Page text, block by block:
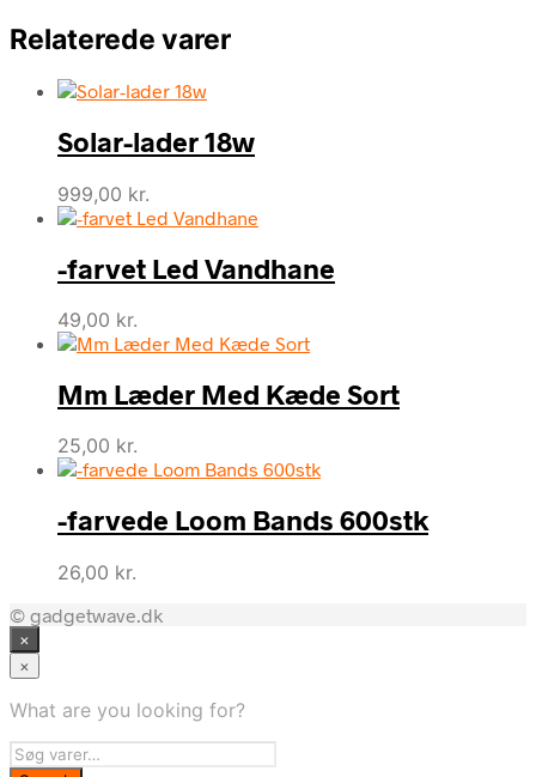
Relaterede varer
Solar-lader 18w
999,00 kr.
-farvet Led Vandhane
49,00 kr.
Mm Læder Med Kæde Sort
25,00 kr.
-farvede Loom Bands 600stk
26,00 kr.
© gadgetwave.dk
×
×
What are you looking for?